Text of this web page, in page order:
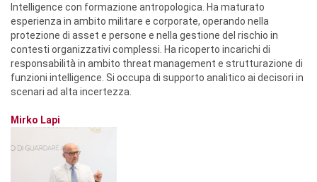
Intelligence con formazione antropologica. Ha maturato
esperienza in ambito militare e corporate, operando nella
protezione di asset e persone e nella gestione del rischio in
contesti organizzativi complessi. Ha ricoperto incarichi di
responsabilità in ambito threat management e strutturazione di
funzioni intelligence. Si occupa di supporto analitico ai decisori in
scenari ad alta incertezza.
Mirko Lapi